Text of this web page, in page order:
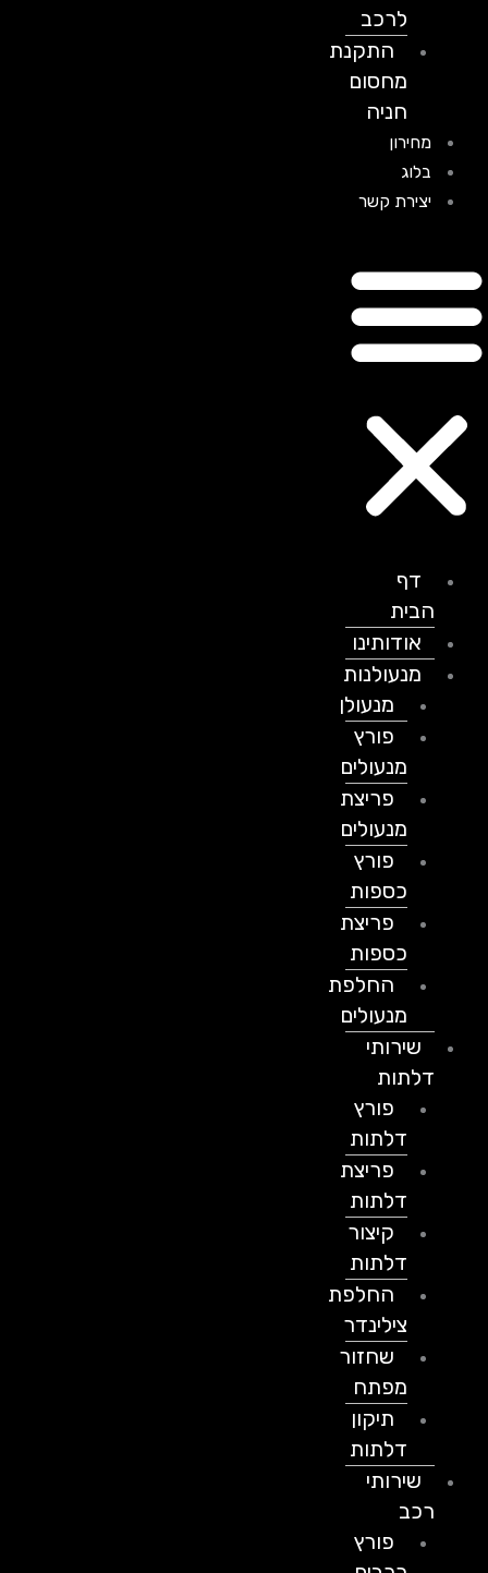
לרכב
התקנת
מחסום
חניה
מחירון
בלוג
יצירת קשר
דף
הבית
אודותינו
מנעולנות
מנעולן
פורץ
מנעולים
פריצת
מנעולים
פורץ
כספות
פריצת
כספות
החלפת
מנעולים
שירותי
דלתות
פורץ
דלתות
פריצת
דלתות
קיצור
דלתות
החלפת
צילינדר
שחזור
מפתח
תיקון
דלתות
שירותי
פורץ